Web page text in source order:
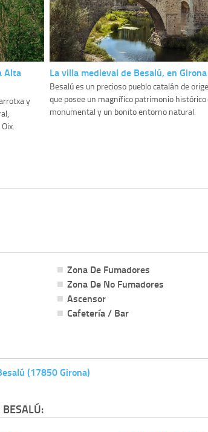
Alta
y
La villa medieval de Besalú, en Girona
Besalú es un precioso pueblo catalán de
que posee un magnífico patrimonio
monumental y un bonito entorno natural.
Zona De Fumadores
Zona De No Fumadores
Ascensor
Cafetería / Bar
(17850 Girona)
BESALÚ: